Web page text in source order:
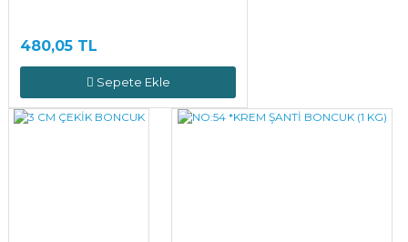
480,05 TL
Sepete Ekle